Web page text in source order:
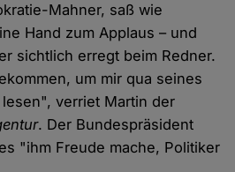
Mahner, saß wie
Hand zum Applaus – und
sichtlich erregt beim Redner.
um mir qua seines
verriet Martin der
. Der Bundespräsident
"ihm Freude mache, Politiker